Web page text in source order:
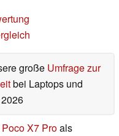
große Umfrage zur
bei Laptops und
Poco X7 Proals